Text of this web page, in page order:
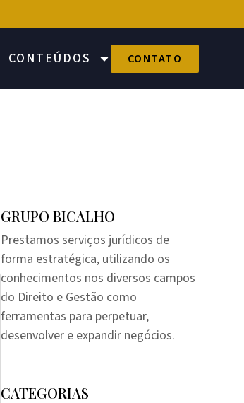
CONTEÚDOS CONTATO
GRUPO BICALHO
Prestamos serviços jurídicos de
forma estratégica, utilizando os
conhecimentos nos diversos campos
do Direito e Gestão como
ferramentas para perpetuar,
desenvolver e expandir negócios.
CATEGORIAS